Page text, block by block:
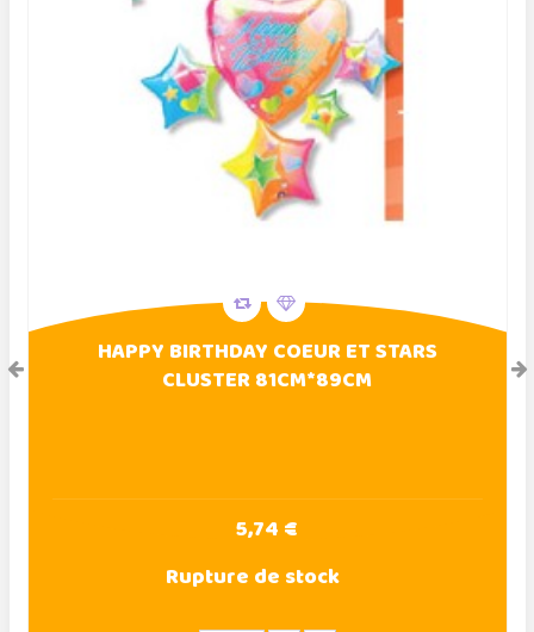
HAPPY BIRTHDAY COEUR ET STARS
CLUSTER 81CM*89CM
5,74 €
Rupture de stock